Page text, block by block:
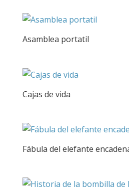
Asamblea portatil
Cajas de vida
Fábula del elefante